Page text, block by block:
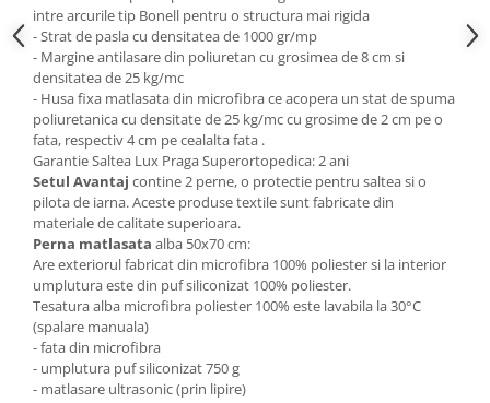
intre arcurile tip Bonell pentru o structura mai rigida
- Strat de pasla cu densitatea de 1000 gr/mp
- Margine antilasare din poliuretan cu grosimea de 8 cm si
densitatea de 25 kg/mc
- Husa fixa matlasata din microfibra ce acopera un stat de spuma
poliuretanica cu densitate de 25 kg/mc cu grosime de 2 cm pe o
fata, respectiv 4 cm pe cealalta fata .
Garantie Saltea Lux Praga Superortopedica: 2 ani
Setul Avantaj contine 2 perne, o protectie pentru saltea si o
pilota de iarna. Aceste produse textile sunt fabricate din
materiale de calitate superioara.
Perna matlasata alba 50x70 cm:
Are exteriorul fabricat din microfibra 100% poliester si la interior
umplutura este din puf siliconizat 100% poliester.
Tesatura alba microfibra poliester 100% este lavabila la 30°C
(spalare manuala)
- fata din microfibra
- umplutura puf siliconizat 750 g
- matlasare ultrasonic (prin lipire)